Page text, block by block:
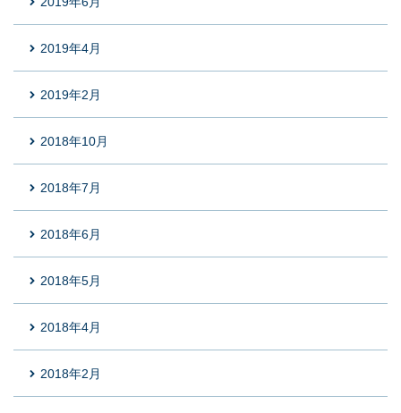
2019年4月
2019年2月
2018年10月
2018年7月
2018年6月
2018年5月
2018年4月
2018年2月